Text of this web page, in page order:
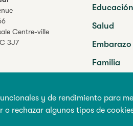
y de rendimiento para
o rechazar algunos tipos de
Centre-ville
3J7
Educación
Salud
Embarazo
Familia